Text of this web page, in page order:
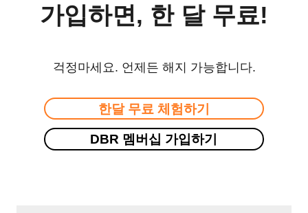
가입하면, 한 달 무료!
걱정마세요. 언제든 해지 가능합니다.
한달 무료 체험하기
DBR 멤버십 가입하기